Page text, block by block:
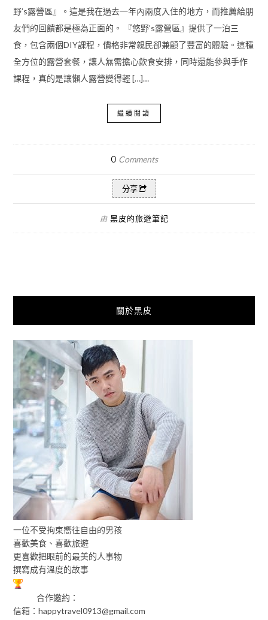
野’s露營區』。這是我在過去一年內兩度入住的地方，而推薦給朋
友們的回饋都是極為正面的。 『悠野’s露營區』提供了一泊三
食，包含兩個DIY課程，價格非常親民卻兼顧了豐富的體驗。這種
全方位的露營套餐，讓人無需擔心飲食安排，同時還能參與手作
課程，真的是讓懶人露營變得輕 […]…
繼續閱讀
0 Comments
分享
由 黑皮的旅遊筆記
關於黑皮
一位不受拘束嚮往自由的男孩
喜歡美食、喜歡旅遊
更喜歡把眼前的最美的人事物
撰寫成有溫度的故事
合作邀約：
信箱：happytravel0913@gmail.com